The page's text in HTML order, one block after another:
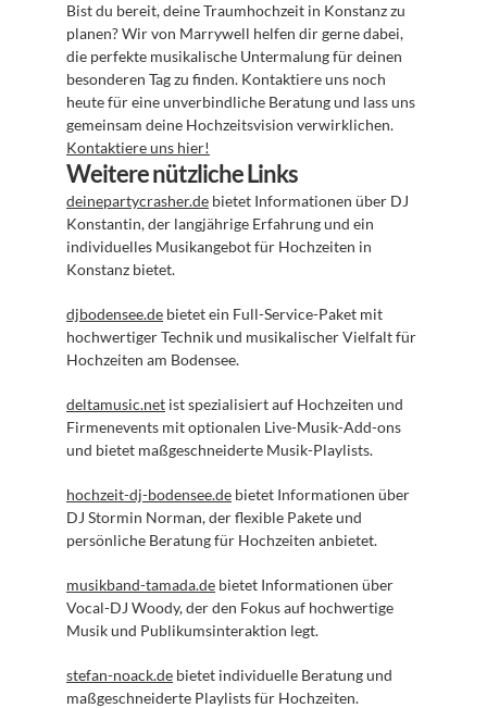
Bist du bereit, deine Traumhochzeit in Konstanz zu
planen? Wir von Marrywell helfen dir gerne dabei,
die perfekte musikalische Untermalung für deinen
besonderen Tag zu finden. Kontaktiere uns noch
heute für eine unverbindliche Beratung und lass uns
Kontaktiere uns hier!
Weitere nützliche Links
deinepartycrasher.de bietet Informationen über DJ
Konstantin, der langjährige Erfahrung und ein
individuelles Musikangebot für Hochzeiten in
Konstanz bietet.
djbodensee.de bietet ein Full-Service-Paket mit
hochwertiger Technik und musikalischer Vielfalt für
Hochzeiten am Bodensee.
deltamusic.net ist spezialisiert auf Hochzeiten und
Firmenevents mit optionalen Live-Musik-Add-ons
und bietet maßgeschneiderte Musik-Playlists.
hochzeit-dj-bodensee.de bietet Informationen über
DJ Stormin Norman, der flexible Pakete und
persönliche Beratung für Hochzeiten anbietet.
musikband-tamada.de bietet Informationen über
Vocal-DJ Woody, der den Fokus auf hochwertige
Musik und Publikumsinteraktion legt.
stefan-noack.de bietet individuelle Beratung und
maßgeschneiderte Playlists für Hochzeiten.